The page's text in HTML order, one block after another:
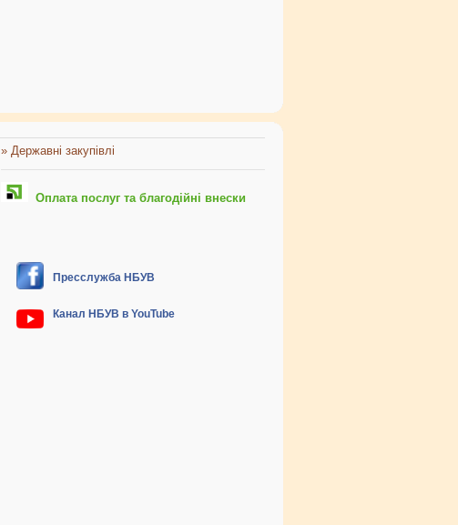
» Державні закупівлі
Оплата послуг та благодійні внески
Пресслужба НБУВ
Канал НБУВ в YouTube